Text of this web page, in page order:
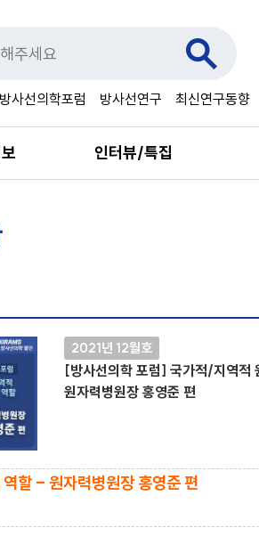
방사선의학포럼 방사선연구 최신연구동향
인터뷰/특집
2021년 12월호
[방사선의학 포럼] 국가적/지역적
원자력병원장 홍영준 편
할 - 원자력병원장 홍영준 편